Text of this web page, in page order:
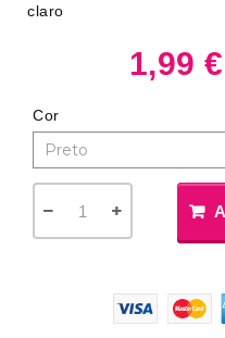
claro
1,99 €
Cor